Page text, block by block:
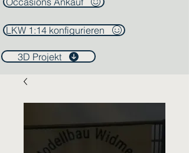
LKW 1:14 konfigurieren
3D Projekt